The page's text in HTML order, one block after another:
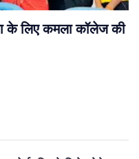
के लिए कमला कॉलेज की